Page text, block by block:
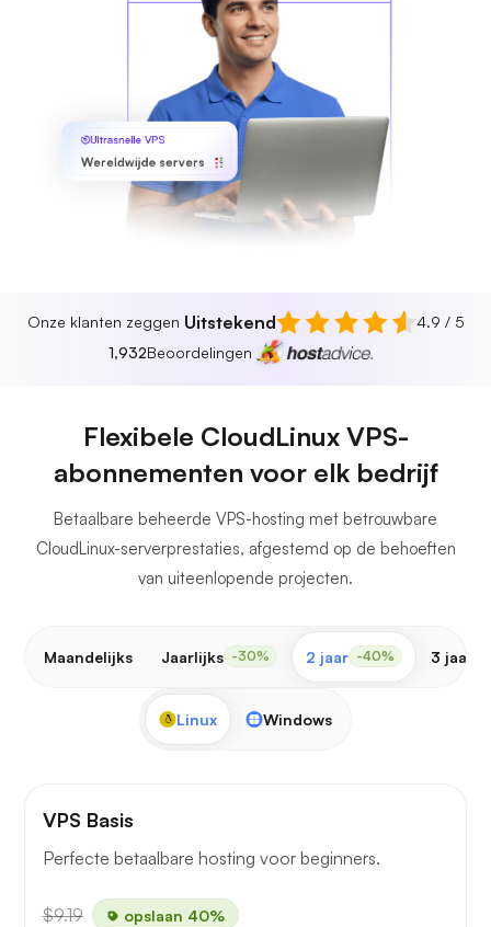
Ultrasnelle VPS
Wereldwijde servers
Onze klanten zeggen Uitstekend
4.9 / 5
1,932Beoordelingen
Flexibele CloudLinux VPS-
abonnementen voor elk bedrijf
Betaalbare beheerde VPS-hosting met betrouwbare
CloudLinux-serverprestaties, afgestemd op de behoeften
van uiteenlopende projecten.
Maandelijks Jaarlijks -30% 2 jaar -40% 3 jaar
Linux Windows
VPS Basis
Perfecte betaalbare hosting voor beginners.
$9.19 opslaan 40%